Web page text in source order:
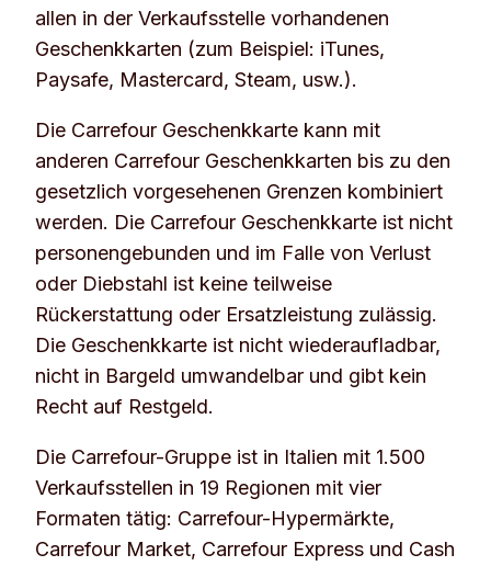
allen in der Verkaufsstelle vorhandenen
Geschenkkarten (zum Beispiel: iTunes,
Paysafe, Mastercard, Steam, usw.).
Die Carrefour Geschenkkarte kann mit
anderen Carrefour Geschenkkarten bis zu den
gesetzlich vorgesehenen Grenzen kombiniert
werden. Die Carrefour Geschenkkarte ist nicht
personengebunden und im Falle von Verlust
oder Diebstahl ist keine teilweise
Rückerstattung oder Ersatzleistung zulässig.
Die Geschenkkarte ist nicht wiederaufladbar,
nicht in Bargeld umwandelbar und gibt kein
Recht auf Restgeld.
Die Carrefour-Gruppe ist in Italien mit 1.500
Verkaufsstellen in 19 Regionen mit vier
Formaten tätig: Carrefour-Hypermärkte,
Carrefour Market, Carrefour Express und Cash